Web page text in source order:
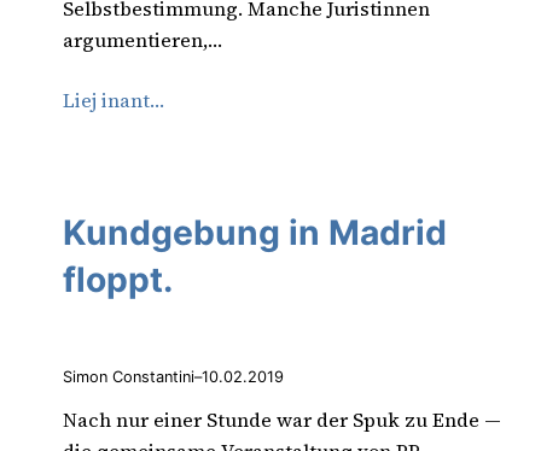
Selbstbestimmung. Manche Juristinnen
argumentieren,…
Liej inant…
Kundgebung in Madrid
floppt.
Simon Constantini–10.02.2019
Nach nur einer Stunde war der Spuk zu Ende —